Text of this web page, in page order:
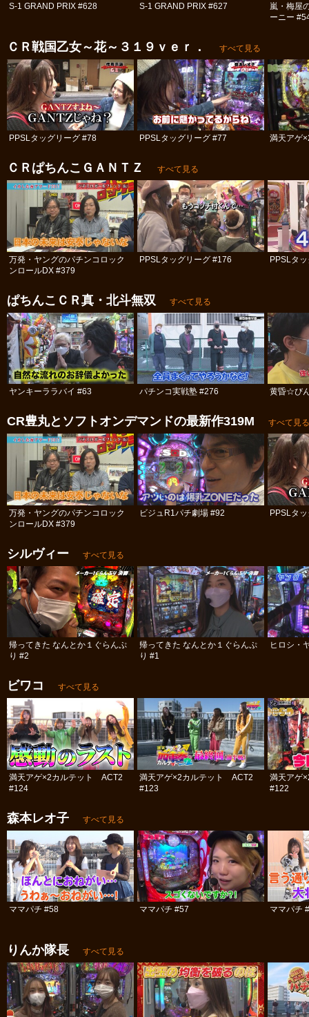
S-1 GRAND PRIX #628 S-1 GRAND PRIX #627
嵐・梅屋
ーニー
ＣＲ戦国乙女～花～３１９ｖｅｒ． すべて見る
PPSLタッグリーグ #78 PPSLタッグリーグ #77 満天アゲ
ＣＲぱちんこＧＡＮＴＺ すべて見る
万発・ヤングのパチンコロック
ンロールDX #379
PPSLタッグリーグ #176 PPSLタ
ぱちんこＣＲ真・北斗無双 すべて見る
ヤンキーララバイ #63 パチンコ実戦塾 #276 黄昏☆び
CR豊丸とソフトオンデマンドの最新作319M すべて見る
万発・ヤングのパチンコロック
ンロールDX #379
ビジュR1パチ劇場 #92 PPSLタ
シルヴィー すべて見る
帰ってきた なんとか１ぐらんぷ
り #2
帰ってきた なんとか１ぐらんぷ
り #1
ヒロシ・
ビワコ すべて見る
満天アゲ×2カルテット ACT2
#124
満天アゲ×2カルテット ACT2
#123
満天アゲ
#122
森本レオ子 すべて見る
ママパチ #58 ママパチ #57 ママパチ
りんか隊長 すべて見る